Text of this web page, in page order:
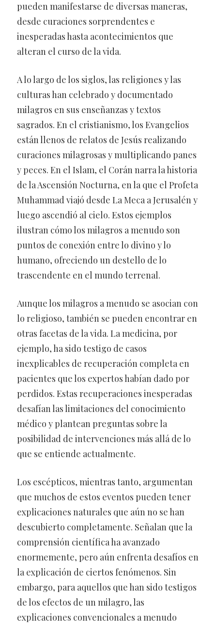
pueden manifestarse de diversas maneras,
desde curaciones sorprendentes e
inesperadas hasta acontecimientos que
alteran el curso de la vida.
A lo largo de los siglos, las religiones y las
culturas han celebrado y documentado
milagros en sus enseñanzas y textos
sagrados. En el cristianismo, los Evangelios
están llenos de relatos de Jesús realizando
curaciones milagrosas y multiplicando panes
y peces. En el Islam, el Corán narra la historia
de la Ascensión Nocturna, en la que el Profeta
Muhammad viajó desde La Meca a Jerusalén y
luego ascendió al cielo. Estos ejemplos
ilustran cómo los milagros a menudo son
puntos de conexión entre lo divino y lo
humano, ofreciendo un destello de lo
trascendente en el mundo terrenal.
Aunque los milagros a menudo se asocian con
lo religioso, también se pueden encontrar en
otras facetas de la vida. La medicina, por
ejemplo, ha sido testigo de casos
inexplicables de recuperación completa en
pacientes que los expertos habían dado por
perdidos. Estas recuperaciones inesperadas
desafían las limitaciones del conocimiento
médico y plantean preguntas sobre la
posibilidad de intervenciones más allá de lo
que se entiende actualmente.
Los escépticos, mientras tanto, argumentan
que muchos de estos eventos pueden tener
explicaciones naturales que aún no se han
descubierto completamente. Señalan que la
comprensión científica ha avanzado
enormemente, pero aún enfrenta desafíos en
la explicación de ciertos fenómenos. Sin
embargo, para aquellos que han sido testigos
de los efectos de un milagro, las
explicaciones convencionales a menudo